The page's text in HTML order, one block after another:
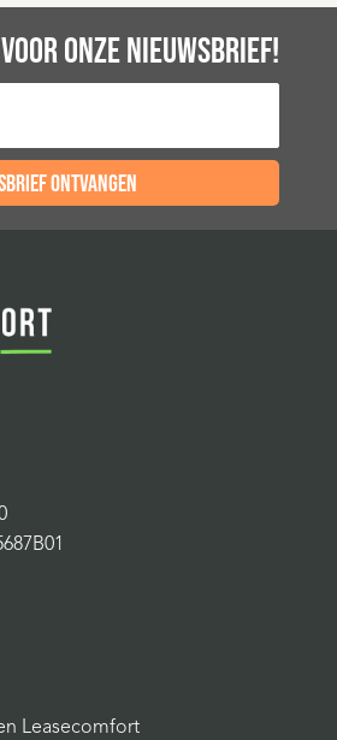
ONZE NIEUWSBRIEF!
ontvangen
Leasecomfort